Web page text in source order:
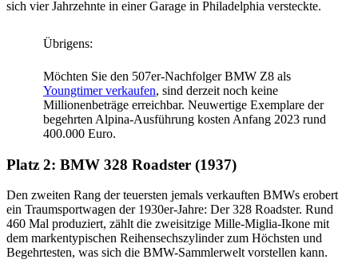
sich vier Jahrzehnte in einer Garage in Philadelphia versteckte.
Übrigens:
Möchten Sie den 507er-Nachfolger BMW Z8 als
Youngtimer verkaufen, sind derzeit noch keine
Millionenbeträge erreichbar. Neuwertige Exemplare der
begehrten Alpina-Ausführung kosten Anfang 2023 rund
400.000 Euro.
Platz 2: BMW 328 Roadster (1937)
Den zweiten Rang der teuersten jemals verkauften BMWs erobert
ein Traumsportwagen der 1930er-Jahre: Der 328 Roadster. Rund
460 Mal produziert, zählt die zweisitzige Mille-Miglia-Ikone mit
dem markentypischen Reihensechszylinder zum Höchsten und
Begehrtesten, was sich die BMW-Sammlerwelt vorstellen kann.